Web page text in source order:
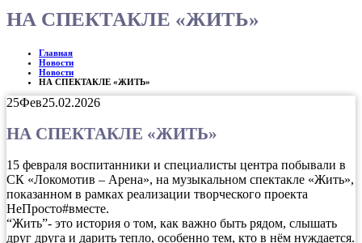
НА СПЕКТАКЛЕ «ЖИТЬ»
Главная
Новости
Новости
НА СПЕКТАКЛЕ «ЖИТЬ»
25Фев25.02.2026
НА СПЕКТАКЛЕ «ЖИТЬ»
15 февраля воспитанники и специалисты центра побывали в
СК «Локомотив – Арена», на музыкальном спектакле «Жить»,
показанном в рамках реализации творческого проекта
НеПросто#вместе.
“Жить”- это история о том, как важно быть рядом, слышать
друг друга и дарить тепло, особенно тем, кто в нём нуждается.